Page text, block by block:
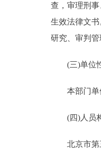
查，审理刑
生效法律文
研究、审判
(三)单位
本部门单位
(四)人员
北京市第三